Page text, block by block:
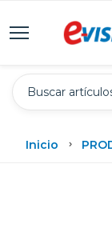
Inicio